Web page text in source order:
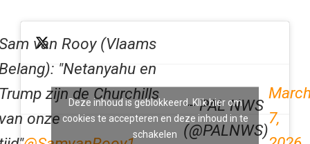
van Rooy (Vlaams
"Netanyahu en
zijn de Churchills
onze
— PAL NWS
(@PALNWS)
7,
Deze inhoud is geblokkeerd. Klik hier om
cookies te accepteren en deze inhoud in te
schakelen